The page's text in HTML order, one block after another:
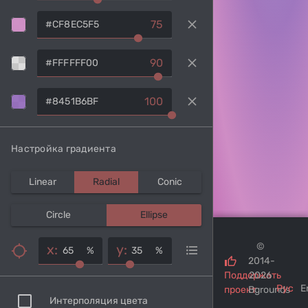
75 clear
90 clear
100 clear
Настройка градиента
Linear Radial Conic
Circle Ellipse
x: % y: %
Интерполяция цвета
Поддержать
проект
©
2014-
2026
Bgrounds
Рус